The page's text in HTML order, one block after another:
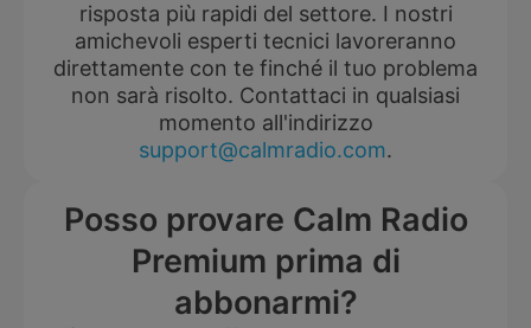
risposta più rapidi del settore. I nostri
amichevoli esperti tecnici lavoreranno
direttamente con te finché il tuo problema
non sarà risolto. Contattaci in qualsiasi
momento all'indirizzo
support@calmradio.com.
Posso provare Calm Radio
Premium prima di
abbonarmi?